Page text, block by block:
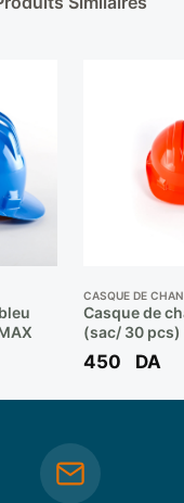
CASQUE DE
Casque de
(sac/ 30 pcs)
450 DA